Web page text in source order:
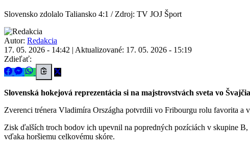
Slovensko zdolalo Taliansko 4:1 / Zdroj: TV JOJ Šport
Autor: Redakcia
17. 05. 2026 - 14:42 | Aktualizované: 17. 05. 2026 - 15:19
Zdieľať:
Slovenská hokejová reprezentácia si na majstrovstvách sveta vo
Zverenci trénera Vladimíra Országha potvrdili vo Fribourgu rolu favorita a
Zisk ďalších troch bodov ich upevnil na popredných pozíciách v skupine
vďaka horšiemu celkovému skóre.